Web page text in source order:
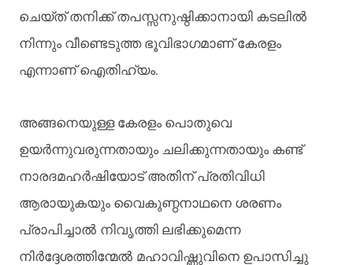
ചെയ്ത് തനിക്ക് തപസ്സനുഷ്ഠിക്കാനായി കടലില്‍
നിന്നും വീണ്ടെടുത്ത ഭൂവിഭാഗമാണ് കേരളം
എന്നാണ് ഐതിഹ്യം.
അങ്ങനെയുള്ള കേരളം പൊതുവെ
ഉയര്‍ന്നുവരുന്നതായും ചലിക്കുന്നതായും കണ്ട്
നാരദമഹര്‍ഷിയോട് അതിന് പ്രതിവിധി
ആരായുകയും വൈകുണ്ഠനാഥനെ ശരണം
പ്രാപിച്ചാല്‍ നിവൃത്തി ലഭിക്കുമെന്ന
നിര്‍ദ്ദേശത്തിന്മേല്‍ മഹാവിഷ്ണുവിനെ ഉപാസിച്ചു